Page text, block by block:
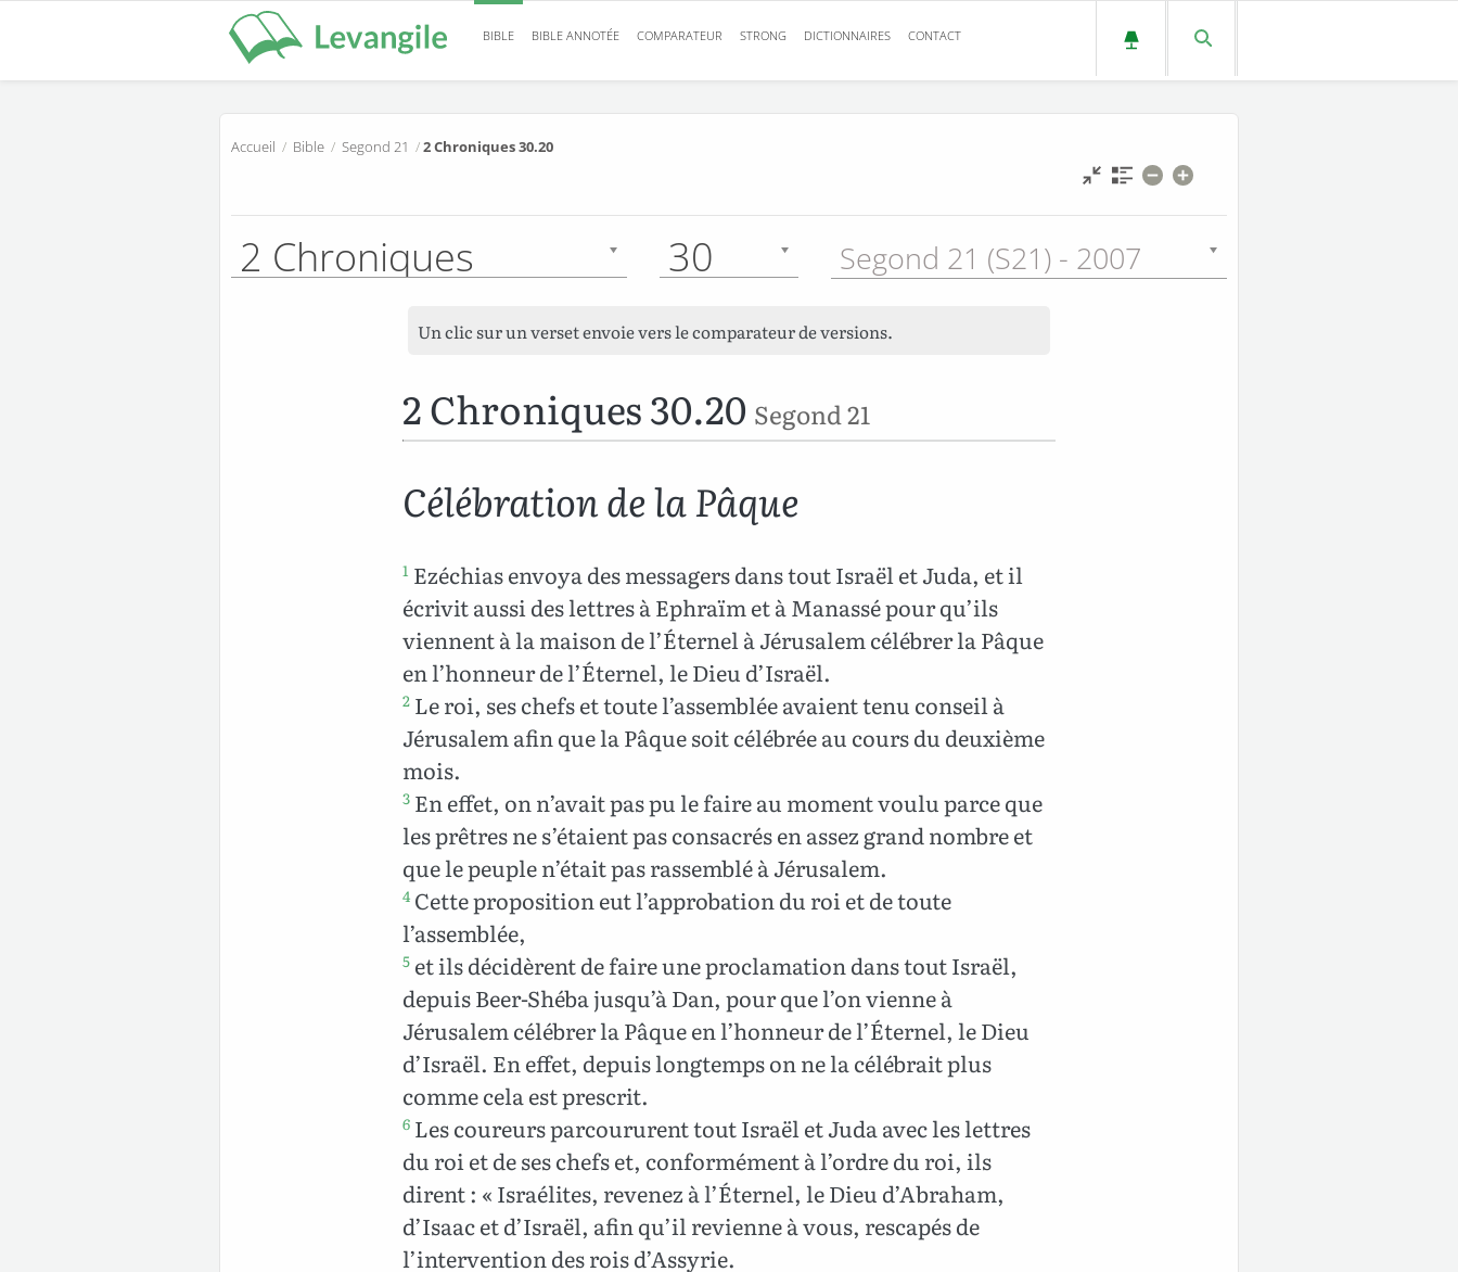
BIBLE BIBLE ANNOTÉE COMPARATEUR STRONG DICTIONNAIRES CONTACT
Accueil / Bible / Segond 21 /2 Chroniques 30.20
2 Chroniques 30 Segond 21 (S21) - 2007
Un clic sur un verset envoie vers le comparateur de versions.
2 Chroniques 30.20 Segond 21
Célébration de la Pâque
1 Ezéchias envoya des messagers dans tout Israël et Juda, et il
écrivit aussi des lettres à Ephraïm et à Manassé pour qu’ils
viennent à la maison de l’Éternel à Jérusalem célébrer la Pâque
en l’honneur de l’Éternel, le Dieu d’Israël.
2 Le roi, ses chefs et toute l’assemblée avaient tenu conseil à
Jérusalem afin que la Pâque soit célébrée au cours du deuxième
mois.
3 En effet, on n’avait pas pu le faire au moment voulu parce que
les prêtres ne s’étaient pas consacrés en assez grand nombre et
que le peuple n’était pas rassemblé à Jérusalem.
4 Cette proposition eut l’approbation du roi et de toute
l’assemblée,
5 et ils décidèrent de faire une proclamation dans tout Israël,
depuis Beer-Shéba jusqu’à Dan, pour que l’on vienne à
Jérusalem célébrer la Pâque en l’honneur de l’Éternel, le Dieu
d’Israël. En effet, depuis longtemps on ne la célébrait plus
comme cela est prescrit.
6 Les coureurs parcoururent tout Israël et Juda avec les lettres
du roi et de ses chefs et, conformément à l’ordre du roi, ils
dirent : « Israélites, revenez à l’Éternel, le Dieu d’Abraham,
d’Isaac et d’Israël, afin qu’il revienne à vous, rescapés de
l’intervention des rois d’Assyrie.